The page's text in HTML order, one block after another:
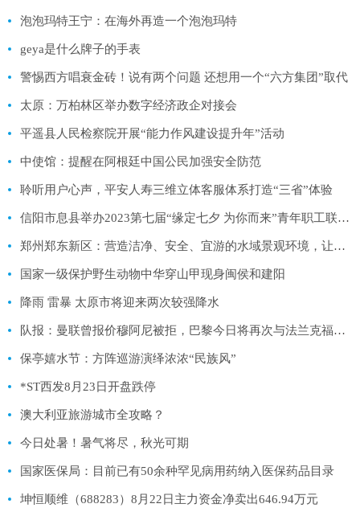
泡泡玛特王宁：在海外再造一个泡泡玛特
geya是什么牌子的手表
警惕西方唱衰金砖！说有两个问题 还想用一个“六方集团”取代
太原：万柏林区举办数字经济政企对接会
平遥县人民检察院开展“能力作风建设提升年”活动
中使馆：提醒在阿根廷中国公民加强安全防范
聆听用户心声，平安人寿三维立体客服体系打造“三省”体验
信阳市息县举办2023第七届“缘定七夕 为你而来”青年职工联谊活动
郑州郑东新区：营造洁净、安全、宜游的水域景观环境，让游客在湖光美景中尽情“嗨啤”
国家一级保护野生动物中华穿山甲现身闽侯和建阳
降雨 雷暴 太原市将迎来两次较强降水
队报：曼联曾报价穆阿尼被拒，巴黎今日将再次与法兰克福谈判
保亭嬉水节：方阵巡游演绎浓浓“民族风”
*ST西发8月23日开盘跌停
澳大利亚旅游城市全攻略？
今日处暑！暑气将尽，秋光可期
国家医保局：目前已有50余种罕见病用药纳入医保药品目录
坤恒顺维（688283）8月22日主力资金净卖出646.94万元